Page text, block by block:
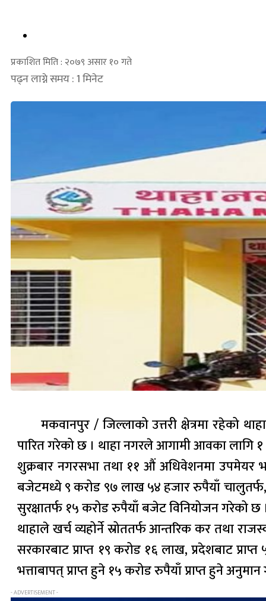
प्रकाशित मिति : २०७९ असार १० गते
पढ्न लाग्ने समय : 1 मिनेट
मकवानपुर / जिल्लाको उत्तरी क्षेत्रमा रहेको
पारित गरेको छ । थाहा नगरले आगामी आवका लागि
शुक्रबार नगरसभा तथा ११ औं अधिवेशनमा उपमेयर
बजेटमध्ये ९ करोड ९७ लाख ५४ हजार रुपैयाँ
सुरक्षातर्फ १५ करोड रुपैयाँ बजेट विनियोजन गरेको छ
थाहाले खर्च व्यहोर्ने स्रोततर्फ आन्तरिक कर तथा
सरकारबाट प्राप्त १९ करोड १६ लाख, प्रदेशबाट
भत्ताबापत् प्राप्त हुने १५ करोड रुपैयाँ प्राप्त हुने
- ADVERTISEMENT -